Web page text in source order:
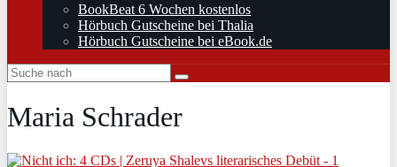
BookBeat 6 Wochen kostenlos
Hörbuch Gutscheine bei Thalia
Hörbuch Gutscheine bei eBook.de
Maria Schrader